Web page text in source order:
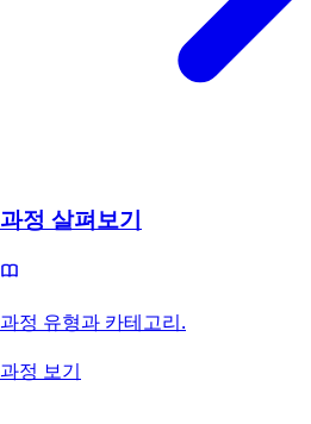
과정 살펴보기
과정 유형과 카테고리.
과정 보기